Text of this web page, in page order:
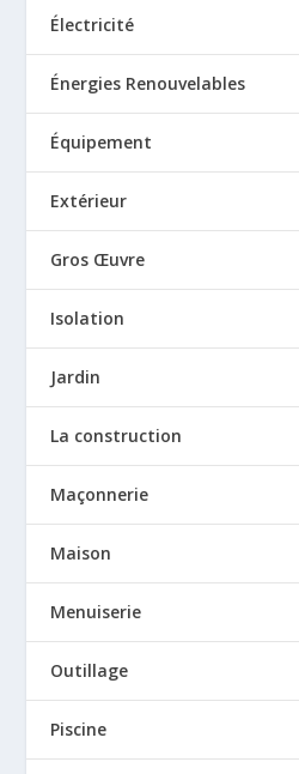
Électricité
Énergies Renouvelables
Équipement
Extérieur
Gros Œuvre
Isolation
Jardin
La construction
Maçonnerie
Maison
Menuiserie
Outillage
Piscine